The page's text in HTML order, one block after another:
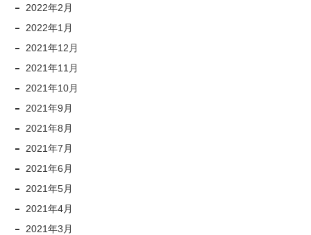
2022年2月
2022年1月
2021年12月
2021年11月
2021年10月
2021年9月
2021年8月
2021年7月
2021年6月
2021年5月
2021年4月
2021年3月